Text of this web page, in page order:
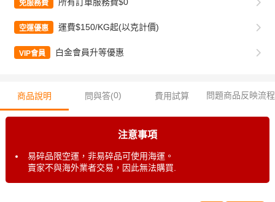
免服務費
空運優惠 運費$150/KG起(以克計價)
VIP會員 白金會員升等優惠
商品說明 問與答(0) 費用試算 問題商品反映流程
注意事項
易碎品限空運，非易碎品可使用海運。
賣家不與海外業者交易，因此無法購買.